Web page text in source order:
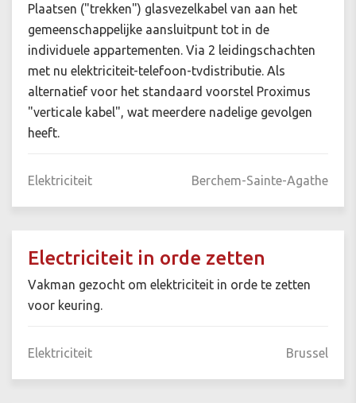
Plaatsen ("trekken") glasvezelkabel van aan het
gemeenschappelijke aansluitpunt tot in de
individuele appartementen. Via 2 leidingschachten
met nu elektriciteit-telefoon-tvdistributie. Als
alternatief voor het standaard voorstel Proximus
"verticale kabel", wat meerdere nadelige gevolgen
heeft.
Elektriciteit Berchem-Sainte-Agathe
Electriciteit in orde zetten
Vakman gezocht om elektriciteit in orde te zetten
voor keuring.
Elektriciteit Brussel